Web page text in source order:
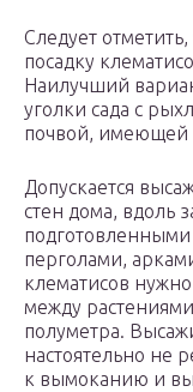
Следует
посадку
Наилучший
уголки сада с
почвой, имеющей
Допускается
стен дома, вдоль
перголами,
клематисов
между
полуметра.
настоятельно не
к вымоканию и